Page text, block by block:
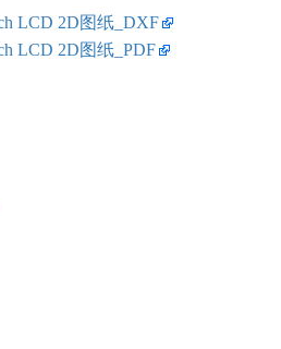
LCD 2D图纸_DXF
LCD 2D图纸_PDF